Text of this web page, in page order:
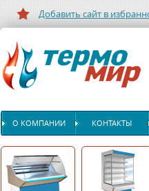
Добавить сайт в
О КОМПАНИИ КОНТАКТЫ